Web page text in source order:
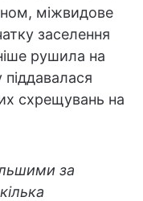
міжвидове
заселення
рушила на
піддавалася
схрещувань на
за